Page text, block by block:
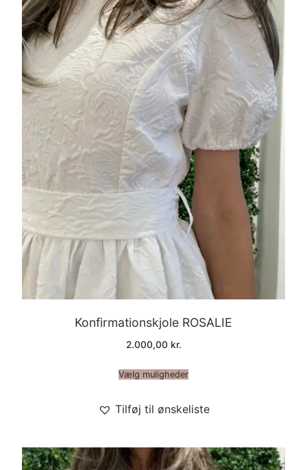
Konfirmationskjole ROSALIE
2.000,00 kr.
Vælg muligheder
Tilføj til ønskeliste